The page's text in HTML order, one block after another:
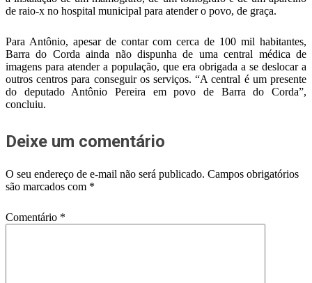
de raio-x no hospital municipal para atender o povo, de graça.
Para Antônio, apesar de contar com cerca de 100 mil habitantes,
Barra do Corda ainda não dispunha de uma central médica de
imagens para atender a população, que era obrigada a se deslocar a
outros centros para conseguir os serviços. “A central é um presente
do deputado Antônio Pereira em povo de Barra do Corda”,
concluiu.
Deixe um comentário
O seu endereço de e-mail não será publicado. Campos obrigatórios
são marcados com *
Comentário *